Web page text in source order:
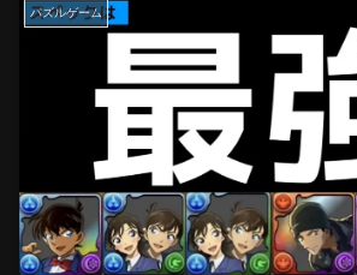
パズルゲーム